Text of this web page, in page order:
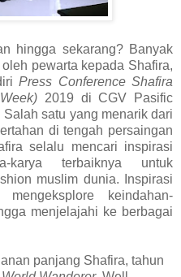
hingga sekarang? Banyak
pewarta kepada Shafira,
Press Conference Shafira
2019 di CGV Pasific
satu yang menarik dari
di tengah persaingan
selalu mencari inspirasi
karya terbaiknya untuk
muslim dunia. Inspirasi
keindahan-
menjelajahi ke berbagai
panjang Shafira, tahun